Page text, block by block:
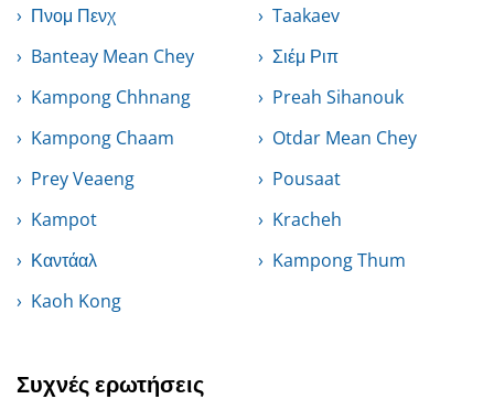
Πνομ Πενχ
Taakaev
Banteay Mean Chey
Σιέμ Ριπ
Kampong Chhnang
Preah Sihanouk
Kampong Chaam
Otdar Mean Chey
Prey Veaeng
Pousaat
Kampot
Kracheh
Καντάαλ
Kampong Thum
Kaoh Kong
Συχνές ερωτήσεις